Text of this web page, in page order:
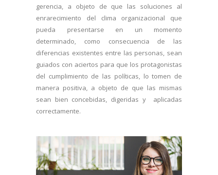
gerencia, a objeto de que las soluciones al
enrarecimiento del clima organizacional que
pueda presentarse en un momento
determinado, como consecuencia de las
diferencias existentes entre las personas, sean
guiados con aciertos para que los protagonistas
del cumplimiento de las políticas, lo tomen de
manera positiva, a objeto de que las mismas
sean bien concebidas, digeridas y aplicadas
correctamente.